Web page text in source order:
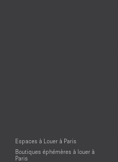
Espaces à Louer à Paris
Boutiques éphémères à louer à
Paris